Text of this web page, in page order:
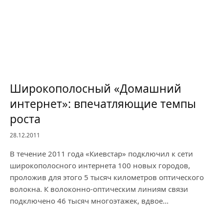
Широкополосный «Домашний
интернет»: впечатляющие темпы
роста
28.12.2011
В течение 2011 года «Киевстар» подключил к сети
широкополосного интернета 100 новых городов,
проложив для этого 5 тысяч километров оптического
волокна. К волоконно-оптическим линиям связи
подключено 46 тысяч многоэтажек, вдвое…